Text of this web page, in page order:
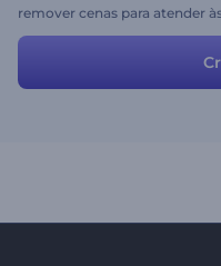
remover cenas para atender